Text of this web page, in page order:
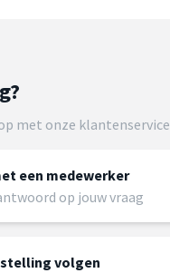
met onze klantenservice
een medewerker
op jouw vraag
volgen